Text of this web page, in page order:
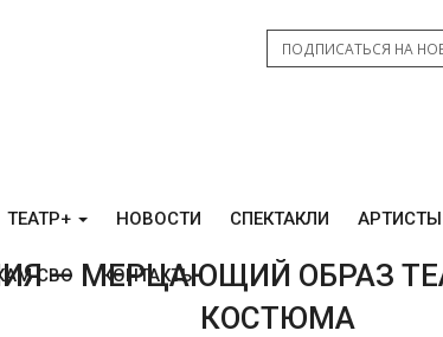
ПОДПИСАТЬСЯ НА
ТЕАТР+ НОВОСТИ СПЕКТАКЛИ АРТИСТЫ
СВО КОНТАКТЫ
— МЕРЦАЮЩИЙ ОБРАЗ
КОСТЮМА